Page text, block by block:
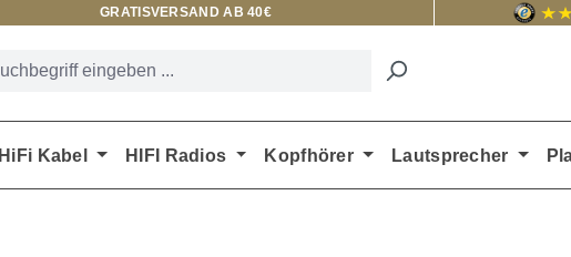
GRATISVERSAND AB 40€
HiFi Kabel HIFI Radios Kopfhörer Lautsprecher